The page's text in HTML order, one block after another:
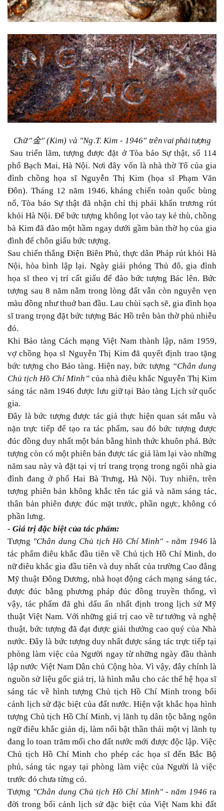
Chữ"金" (Kim) và "Ng.T. Kim - 1946" trên vai phải tượng
Sau triển lãm, tượng được đặt ở Tòa báo Sự thật, số 114
phố Bạch Mai, Hà Nội. Nơi đây vốn là nhà thờ Tổ của gia
đình chồng họa sĩ Nguyễn Thị Kim (họa sĩ Phạm Văn
Đôn). Tháng 12 năm 1946, kháng chiến toàn quốc bùng
nổ, Tòa báo Sự thật đã nhận chỉ thị phải khẩn trương rút
khỏi Hà Nội. Để bức tượng không lọt vào tay kẻ thù, chồng
bà Kim đã đào một hầm ngay dưới gầm bàn thờ họ của gia
đình để chôn giấu bức tượng.
Sau chiến thắng Điện Biên Phủ, thực dân Pháp rút khỏi Hà
Nội, hòa bình lập lại. Ngày giải phóng Thủ đô, gia đình
họa sĩ theo vị trí cất giấu để đào bức tượng Bác lên. Bức
tượng sau 8 năm nằm trong lòng đất vẫn còn nguyên vẹn
màu đồng như thuở ban đầu. Lau chùi sạch sẽ, gia đình họa
sĩ trang trọng đặt bức tượng Bác Hồ trên bàn thờ phủ nhiễu
đỏ.
Khi Bảo tàng Cách mạng Việt Nam thành lập, năm 1959,
vợ chồng họa sĩ Nguyễn Thị Kim đã quyết định trao tặng
bức tượng cho Bảo tàng. Hiện nay, bức tượng “Chân dung
Chủ tịch Hồ Chí Minh” của nhà điêu khắc Nguyễn Thị Kim
sáng tác năm 1946 được lưu giữ tại Bảo tàng Lịch sử quốc
gia.
Đây là bức tượng được tác giả thực hiện quan sát mẫu và
nặn trực tiếp để tạo ra tác phẩm, sau đó bức tượng được
đúc đồng duy nhất một bản bằng hình thức khuôn phá. Bức
tượng còn có một phiên bản được tác giả làm lại vào những
năm sau này và đặt tại vị trí trang trọng trong ngôi nhà gia
đình đang ở phố Hai Bà Trưng, Hà Nội. Tuy nhiên, trên
tượng phiên bản không khắc tên tác giả và năm sáng tác,
thân bản phiên được đúc mặt trước, phần ngực, không có
phần lưng.
- Giá trị đặc biệt của tác phẩm:
Tượng "Chân dung Chủ tịch Hồ Chí Minh" - năm 1946là
tác phẩm điêu khắc đầu tiên về Chủ tịch Hồ Chí Minh, do
nữ điêu khắc gia đầu tiên và duy nhất của trường Cao đẳng
Mỹ thuật Đông Dương, nhà hoạt động cách mạng sáng tác,
được đúc bằng phương pháp đúc đồng truyền thống, vì
vậy, tác phẩm đã ghi dấu ấn nhất định trong lịch sử Mỹ
thuật Việt Nam. Với những giá trị cao về tư tưởng và nghệ
thuật, bức tượng đã đạt được giải thưởng cao quý của Nhà
nước. Đây là bức tượng duy nhất được sáng tác trực tiếp tại
phòng làm việc của Người ngay từ những ngày đầu thành
lập nước Việt Nam Dân chủ Cộng hòa. Vì vậy, đây chính là
nguồn sử liệu gốc giá trị, là hình mẫu cho các thế hệ họa sĩ
sáng tác về hình tượng Chủ tịch Hồ Chí Minh trong bối
cảnh lịch sử đặc biệt của đất nước. Hiện vật khắc họa hình
tượng Chủ tịch Hồ Chí Minh, vị lãnh tụ dân tộc bằng ngôn
ngữ điêu khắc giản dị, làm nổi bật thần thái một vị lãnh tụ
đang lo toan trăm mối cho đất nước mới được độc lập. Việc
Chủ tịch Hồ Chí Minh cho phép các họa sĩ đến Bắc Bộ
phủ, sáng tác ngay tại phòng làm việc của Người là việc
trước đó chưa từng có.
Tượng "Chân dung Chủ tịch Hồ Chí Minh" - năm 1946ra
đời trong bối cảnh lịch sử đặc biệt của Việt Nam khi đất